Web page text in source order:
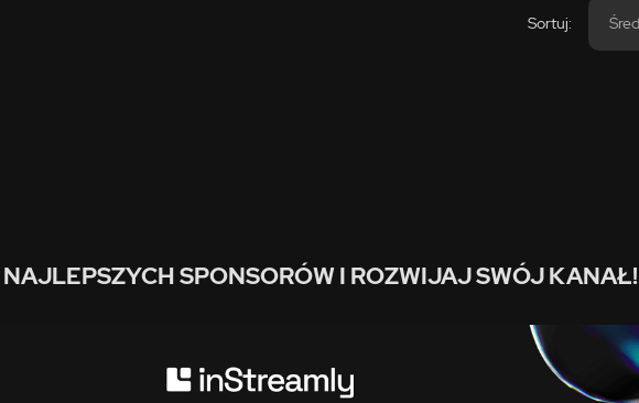
Sortuj:
SPONSORÓW I ROZWIJAJ SWÓJ KANAŁ!